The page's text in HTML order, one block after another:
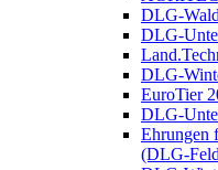
DLG-
DLG-
DLG-
EuroTier
DLG-
Ehrungen
(DLG-